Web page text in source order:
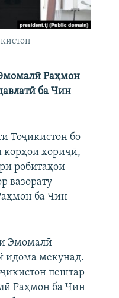
Раҳмон
ба Чин
Тоҷикистон бо
корҳои хориҷӣ,
робитаҳои
вазорату
ба Чин
Эмомалӣ
идома мекунад.
пештар
Раҳмон ба Чин